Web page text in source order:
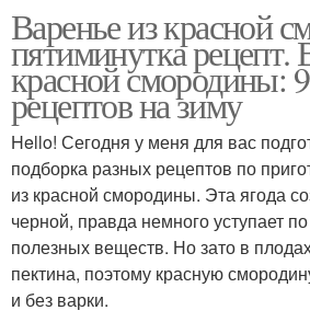
Варенье из красной
пятиминутка рецепт.
красной смородины:
рецептов на зиму
Hello! Сегодня у меня для вас
подборка разных рецептов по
из красной смородины. Эта ягода
черной, правда немного уступает
полезных веществ. Но зато в
пектина, поэтому красную
и без варки.